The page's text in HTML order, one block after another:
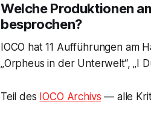
Welche Produktionen
besprochen?
IOCO hat 11 Aufführungen am
„Orpheus in der Unterwelt“, „I
Teil des IOCO Archivs — alle